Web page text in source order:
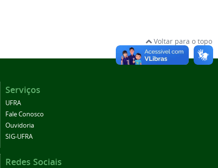
Voltar para o topo
Serviços
UFRA
Fale Conosco
Ouvidoria
SIG-UFRA
Redes Sociais